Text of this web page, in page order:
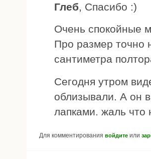
Глеб, Спасибо :)
Очень спокойные
Про размер точно
сантиметра
Сегодня утром
облизывали. А он
лапками. жаль что
Для комментирования войдите или